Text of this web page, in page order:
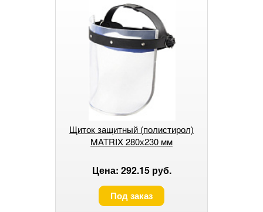
Щиток защитный (полистирол)
MATRIX 280х230 мм
Цена: 292.15 руб.
Под заказ